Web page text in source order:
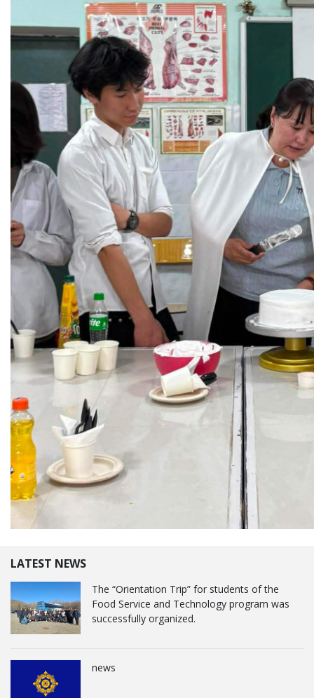
LATEST NEWS
The “Orientation Trip” for students of the
Food Service and Technology program was
successfully organized.
news